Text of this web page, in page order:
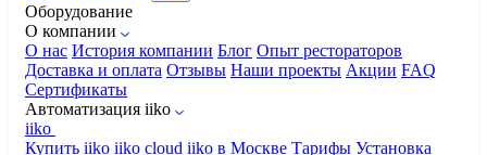
Оборудование
О компании
О нас История компании Блог Опыт рестораторов
Доставка и оплата Отзывы Наши проекты Акции FAQ
Сертификаты
Автоматизация iiko
iiko
Купить iiko iiko cloud iiko в Москве Тарифы Установка